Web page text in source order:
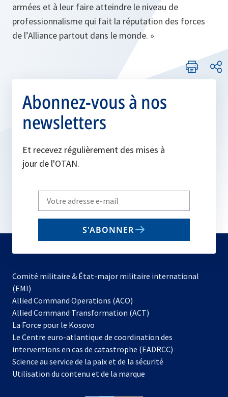
armées et à leur faire atteindre le niveau de
professionnalisme qui fait la réputation des forces
de l’Alliance partout dans le monde. »
Abonnez-vous à nos
newsletters
Et recevez régulièrement des mises à
jour de l'OTAN.
Write
your
email
S'ABONNER
Comité militaire & État-major militaire international
(EMI)
Allied Command Operations (ACO)
dans
nouvel
onglet
Allied Command Transformation (ACT)
La Force pour le Kosovo
dans
un
nouvel
onglet
Le Centre euro-atlantique de coordination des
interventions en cas de catastrophe (EADRCC)
Science au service de la paix et de la sécurité
Utilisation du contenu et de la marque